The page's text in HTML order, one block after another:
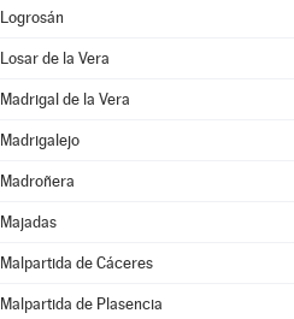
Logrosán
Losar de la Vera
Madrigal de la Vera
Madrigalejo
Madroñera
Majadas
Malpartida de Cáceres
Malpartida de Plasencia